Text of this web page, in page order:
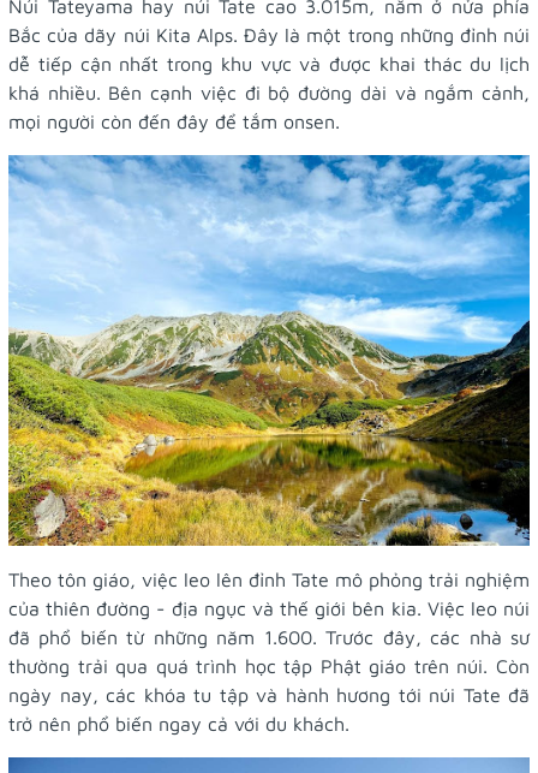
Núi Tateyama hay núi Tate cao 3.015m, nằm ở nửa phía
Bắc của dãy núi Kita Alps. Đây là một trong những đỉnh núi
dễ tiếp cận nhất trong khu vực và được khai thác du lịch
khá nhiều. Bên cạnh việc đi bộ đường dài và ngắm cảnh,
mọi người còn đến đây để tắm onsen.
Theo tôn giáo, việc leo lên đỉnh Tate mô phỏng trải nghiệm
của thiên đường - địa ngục và thế giới bên kia. Việc leo núi
đã phổ biến từ những năm 1.600. Trước đây, các nhà sư
thường trải qua quá trình học tập Phật giáo trên núi. Còn
ngày nay, các khóa tu tập và hành hương tới núi Tate đã
trở nên phổ biến ngay cả với du khách.